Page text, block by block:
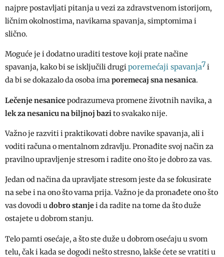
najpre postavljati pitanja u vezi za zdravstvenom istorijom,
ličnim okolnostima, navikama spavanja, simptomima i
slično.
Moguće je i dodatno uraditi testove koji prate načine
spavanja, kako bi se isključili drugiporemećaji spavanja7i
da bi se dokazalo da osoba imaporemecaj sna nesanica.
Lečenje nesanicepodrazumeva promene životnih navika, a
lek za nesanicu na biljnoj bazi to svakako nije.
Važno je razviti i praktikovati dobre navike spavanja, ali i
voditi računa o mentalnom zdravlju. Pronađite svoj način za
pravilno upravljenje stresom i radite ono što je dobro za vas.
Jedan od načina da upravljate stresom jeste da se fokusirate
na sebe i na ono što vama prija. Važno je da pronađete ono što
vas dovodi udobro stanjei da radite na tome da što duže
ostajete u dobrom stanju.
Telo pamti osećaje, a što ste duže u dobrom osećaju u svom
telu, čak i kada se dogodi nešto stresno, lakše ćete se vratiti u